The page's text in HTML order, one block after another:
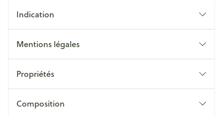
Indication
Mentions légales
Propriétés
Composition